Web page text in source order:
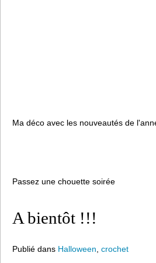
Ma déco avec les nouveautés de
Passez une chouette soirée
A bientôt !!!
Publié dans Halloween crochet